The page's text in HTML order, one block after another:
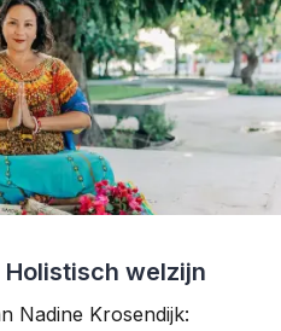
welzijn
Nadine Krosendijk: